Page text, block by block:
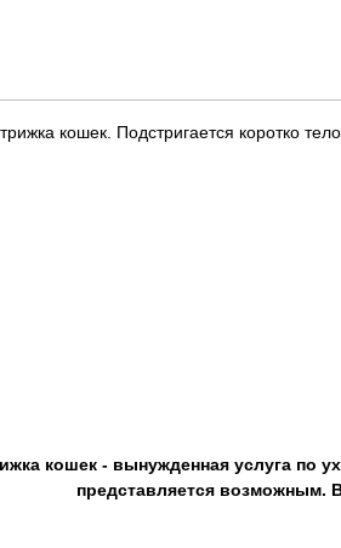
кошек. Подстригается коротко
кошек - вынужденная услуга по
представляется возможным.